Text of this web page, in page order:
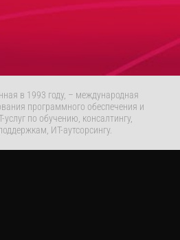
в 1993 году, – международная
программного обеспечения и
по обучению, консалтингу,
ИТ-аутсорсингу.